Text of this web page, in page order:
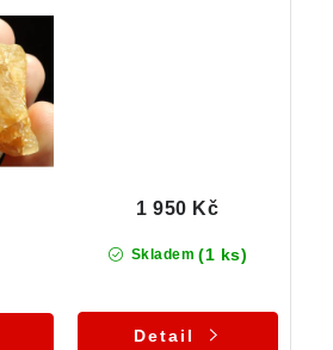
Skladem (1 ks)
1 950 Kč
Detail